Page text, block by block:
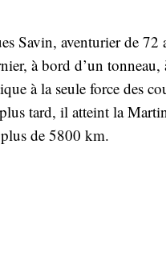
Savin, aventurier de 72
à bord d’un tonneau,
à la seule force des
tard, il atteint la
de 5800 km.